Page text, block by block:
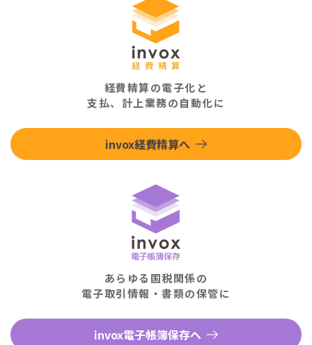
経費精算の電子化と
支払、計上業務の自動化に
invox経費精算へ
あらゆる国税関係の
電子取引情報・書類の保管に
invox電子帳簿保存へ